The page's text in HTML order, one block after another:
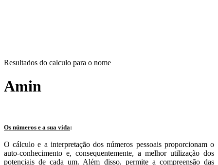
Resultados do calculo para o nome
Amin
Os números e a sua vida:
O cálculo e a interpretação dos números pessoais proporcionam o
auto-conhecimento e, consequentemente, a melhor utilização dos
potenciais de cada um. Além disso, permite a compreensão das